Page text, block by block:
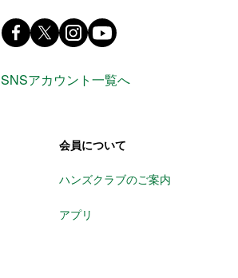
Facebook ハンズ公式ファンページ
X(旧 twitter) @Hands_official_
instagram
SNSアカウント一覧へ
会員について
ハンズクラブのご案内
アプリ